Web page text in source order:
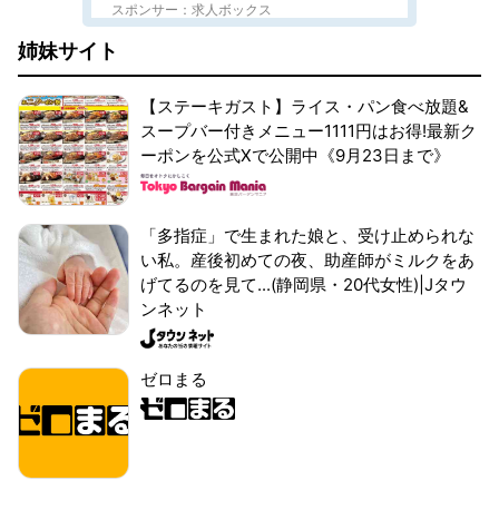
スポンサー：求人ボックス
姉妹サイト
【ステーキガスト】ライス・パン食べ放題&
スープバー付きメニュー1111円はお得!最新ク
ーポンを公式Xで公開中《9月23日まで》
「多指症」で生まれた娘と、受け止められな
い私。産後初めての夜、助産師がミルクをあ
げてるのを見て...(静岡県・20代女性)|Jタウ
ンネット
ゼロまる